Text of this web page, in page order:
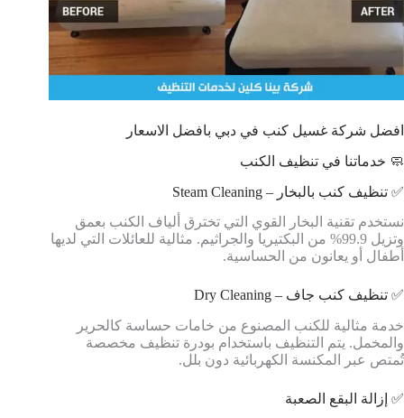
افضل شركة غسيل كنب في دبي بافضل الاسعار
🧼 خدماتنا في تنظيف الكنب
✅ تنظيف كنب بالبخار – Steam Cleaning
نستخدم تقنية البخار القوي التي تخترق ألياف الكنب بعمق
وتزيل 99.9% من البكتيريا والجراثيم. مثالية للعائلات التي لديها
أطفال أو يعانون من الحساسية.
✅ تنظيف كنب جاف – Dry Cleaning
خدمة مثالية للكنب المصنوع من خامات حساسة كالحرير
والمخمل. يتم التنظيف باستخدام بودرة تنظيف مخصصة
تُمتص عبر المكنسة الكهربائية دون بلل.
✅ إزالة البقع الصعبة